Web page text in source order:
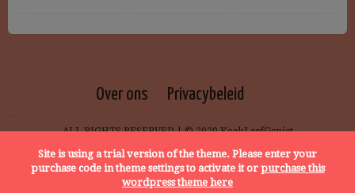
Over ons Privacybeleid
ALL RIGHTS RESERVED | © 2020 KookLeefGeniet
Site is using a trial version of the theme. Please enter your
purchase code in theme settings to activate it or purchase this
wordpress theme here